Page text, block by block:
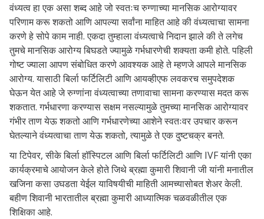
वंध्यत्व हा एक असा शब्द आहे जो स्वतःच रुग्णाच्या मानसिक आरोग्यावर
परिणाम करू शकतो आणि आपल्या सर्वांना माहित आहे की वंध्यत्वाचा सामना
करणे हे सोपे काम नाही. एकदा तुम्हाला वंध्यत्वाचे निदान झाले की ते लगेच
तुमचे मानसिक आरोग्य बिघडते ज्यामुळे गर्भधारणेची शक्यता कमी होते. पहिली
गोष्ट ज्याला आपण संबोधित करणे आवश्यक आहे ते म्हणजे आपले मानसिक
आरोग्य. यासाठी बिर्ला फर्टिलिटी आणि आयव्हीएफ लवकरच समुपदेशक
घेऊन येत आहे जे रुग्णांना वंध्यत्वाच्या तणावाचा सामना करण्यास मदत करू
शकतात. गर्भधारणा करण्यास सक्षम नसल्यामुळे तुमच्या मानसिक आरोग्यावर
गंभीर ताण येऊ शकतो आणि गर्भधारणेच्या आशेने स्वतःवर उपचार करून
घेतल्याने वंध्यत्वाचा ताण येऊ शकतो, त्यामुळे ते एक दुष्टचक्र बनते.
या टिपेवर, सीके बिर्ला हॉस्पिटल आणि बिर्ला फर्टिलिटी आणि IVF यांनी एका
कार्यक्रमाचे आयोजन केले होते जिथे ब्रह्मा कुमारी शिवानी जी यांनी मनातील
खजिना कसा उघडता येईल याविषयीची माहिती आमच्यासोबत शेअर केली.
बहीण शिवानीभारतातील ब्रह्मा कुमारी आध्यात्मिक चळवळीतील एक
शिक्षिका आहे.